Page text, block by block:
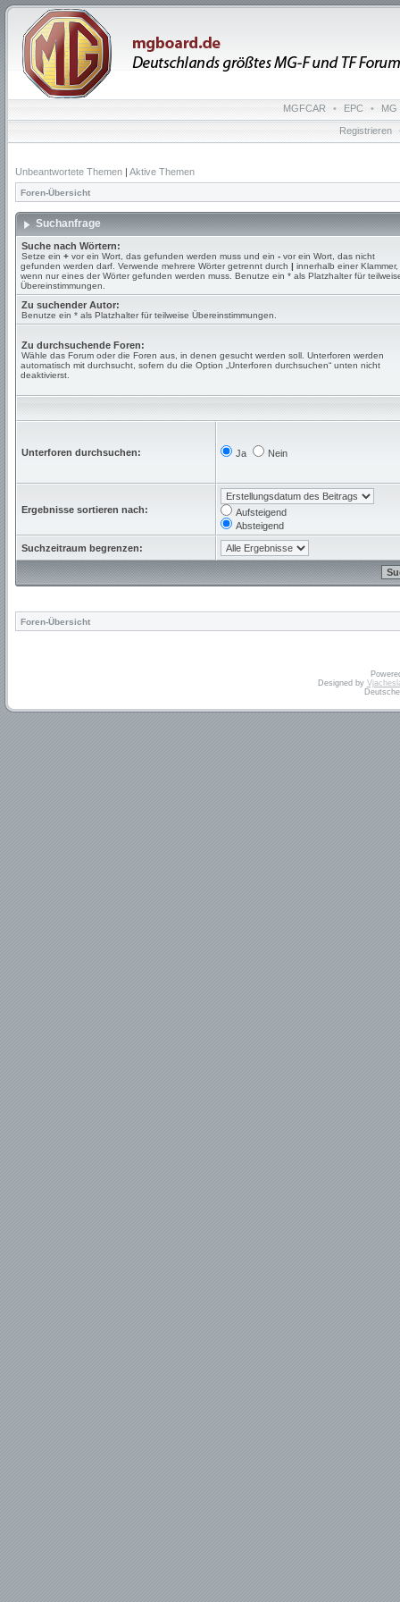
MGFCAR • EPC • MG
Registrieren
Unbeantwortete Themen | Aktive Themen
Foren-Übersicht
Suchanfrage
Suche nach Wörtern:
Setze ein + vor ein Wort, das gefunden werden muss und ein - vor ein Wort, das nicht
gefunden werden darf. Verwende mehrere Wörter getrennt durch | innerhalb einer Klammer,
wenn nur eines der Wörter gefunden werden muss. Benutze ein * als Platzhalter für
Übereinstimmungen.
Zu suchender Autor:
Benutze ein * als Platzhalter für teilweise Übereinstimmungen.
Zu durchsuchende Foren:
Wähle das Forum oder die Foren aus, in denen gesucht werden soll. Unterforen werden
automatisch mit durchsucht, sofern du die Option „Unterforen durchsuchen“ unten nicht
deaktivierst.
Unterforen durchsuchen: Ja Nein
Ergebnisse sortieren nach:
Aufsteigend
Absteigend
Suchzeitraum begrenzen:
Foren-Übersicht
Designed by